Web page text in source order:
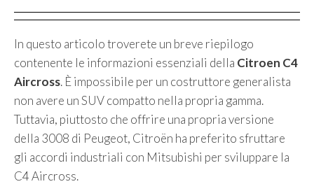
In questo articolo troverete un breve riepilogo
contenente le informazioni essenziali della Citroen C4
Aircross. È impossibile per un costruttore generalista
non avere un SUV compatto nella propria gamma.
Tuttavia, piuttosto che offrire una propria versione
della 3008 di Peugeot, Citroën ha preferito sfruttare
gli accordi industriali con Mitsubishi per sviluppare la
C4 Aircross.